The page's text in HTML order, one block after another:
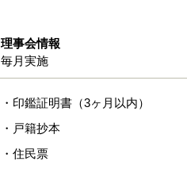
理事会情報
毎月実施
・印鑑証明書（3ヶ月以内）
・戸籍抄本
・住民票